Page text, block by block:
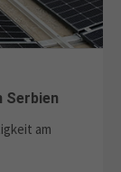
Serbien
am